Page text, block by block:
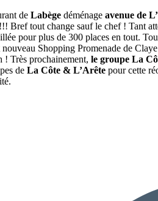
de Labège déménage avenue de
Bref tout change sauf le chef ! Tant
pour plus de 300 places en tout.
Shopping Promenade de
! Très prochainement, le groupe La
de La Côte & L’Arête pour cette